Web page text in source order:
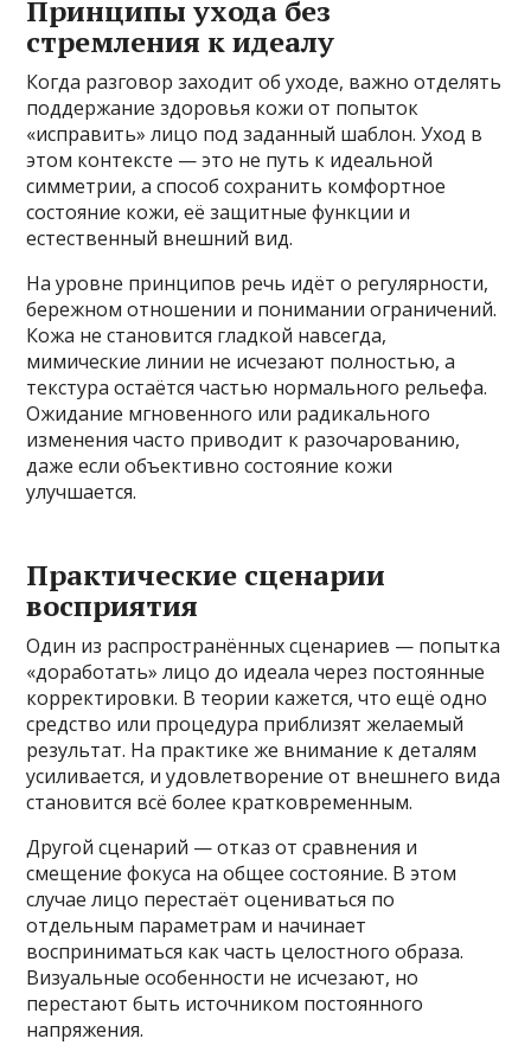
Принципы ухода без
стремления к идеалу
Когда разговор заходит об уходе, важно отделять
поддержание здоровья кожи от попыток
«исправить» лицо под заданный шаблон. Уход в
этом контексте — это не путь к идеальной
симметрии, а способ сохранить комфортное
состояние кожи, её защитные функции и
естественный внешний вид.
На уровне принципов речь идёт о регулярности,
бережном отношении и понимании ограничений.
Кожа не становится гладкой навсегда,
мимические линии не исчезают полностью, а
текстура остаётся частью нормального рельефа.
Ожидание мгновенного или радикального
изменения часто приводит к разочарованию,
даже если объективно состояние кожи
улучшается.
Практические сценарии
восприятия
Один из распространённых сценариев — попытка
«доработать» лицо до идеала через постоянные
корректировки. В теории кажется, что ещё одно
средство или процедура приблизят желаемый
результат. На практике же внимание к деталям
усиливается, и удовлетворение от внешнего вида
становится всё более кратковременным.
Другой сценарий — отказ от сравнения и
смещение фокуса на общее состояние. В этом
случае лицо перестаёт оцениваться по
отдельным параметрам и начинает
восприниматься как часть целостного образа.
Визуальные особенности не исчезают, но
перестают быть источником постоянного
напряжения.